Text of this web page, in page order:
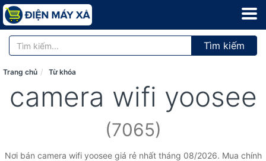
Tìm kiếm
Trang chủ Từ khóa
camera wifi yoosee
(7065)
Nơi bán camera wifi yoosee giá rẻ nhất tháng 08/2026. Mua chính